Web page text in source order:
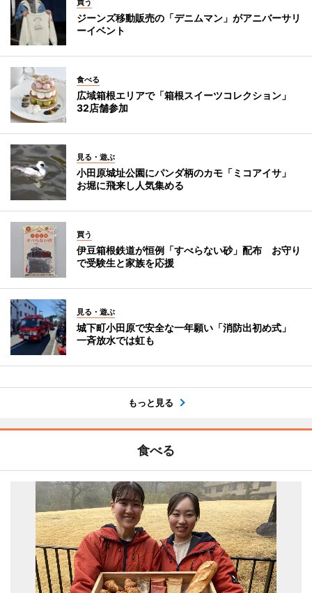
買う
ジーンズ移動販売の「デニムマン」がアニバーサリ
ーイベント
食べる
広域箱根エリアで「箱根スイーツコレクション」
32店舗参加
見る・遊ぶ
小田原城址公園にパンダ柄のカモ「ミコアイサ」
お堀に飛来し人気集める
買う
伊豆箱根鉄道が恒例「すべらない砂」配布 お守り
で受験生と家族を応援
見る・遊ぶ
城下町小田原で安全な一年願い「消防出初め式」
一斉放水では虹も
もっと見る
食べる